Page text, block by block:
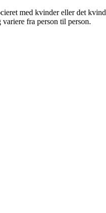
med kvinder eller det
fra person til person.